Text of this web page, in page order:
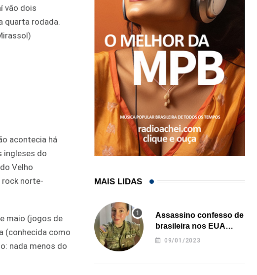
vão dois
quarta rodada.
acontecia há
ingleses do
Velho
rock norte-
maio (jogos de
(conhecida como
nada menos do
MAIS LIDAS
Assassino confesso de
brasileira nos EUA
revela onde deixou o
09/01/2023